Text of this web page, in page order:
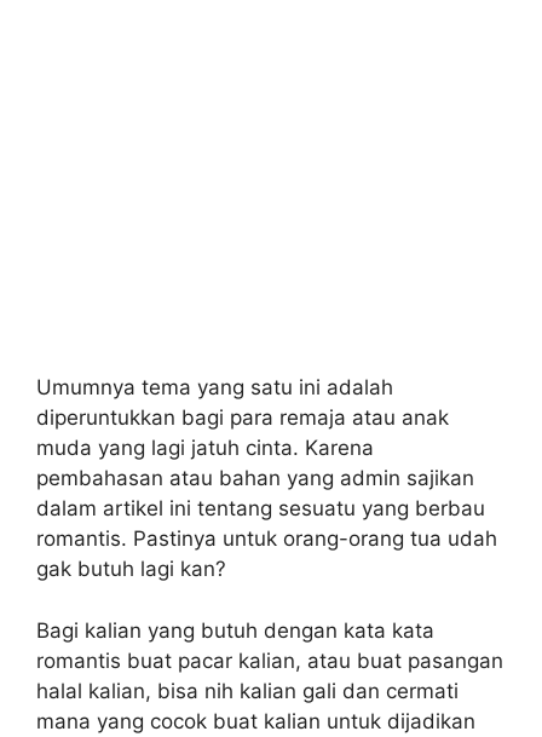
Umumnya tema yang satu ini adalah
diperuntukkan bagi para remaja atau anak
muda yang lagi jatuh cinta. Karena
pembahasan atau bahan yang admin sajikan
dalam artikel ini tentang sesuatu yang berbau
romantis. Pastinya untuk orang-orang tua udah
gak butuh lagi kan?
Bagi kalian yang butuh dengan kata kata
romantis buat pacar kalian, atau buat pasangan
halal kalian, bisa nih kalian gali dan cermati
mana yang cocok buat kalian untuk dijadikan